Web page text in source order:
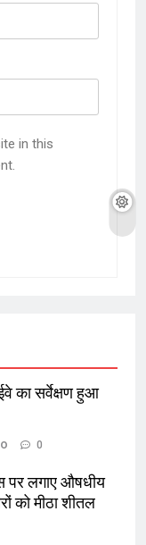
in this
का सर्वेक्षण हुआ
0
पर लगाए औषधीय
को मीठा शीतल